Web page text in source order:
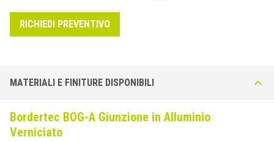
RICHIEDI PREVENTIVO
MATERIALI E FINITURE DISPONIBILI
Bordertec BOG-A Giunzione in Alluminio
Verniciato